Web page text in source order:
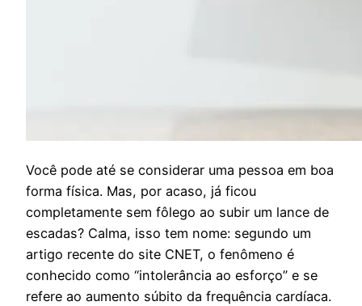
Você pode até se considerar uma pessoa em boa
forma física. Mas, por acaso, já ficou
completamente sem fôlego ao subir um lance de
escadas? Calma, isso tem nome: segundo um
artigo recente do site CNET, o fenômeno é
conhecido como “intolerância ao esforço” e se
refere ao aumento súbito da frequência cardíaca.